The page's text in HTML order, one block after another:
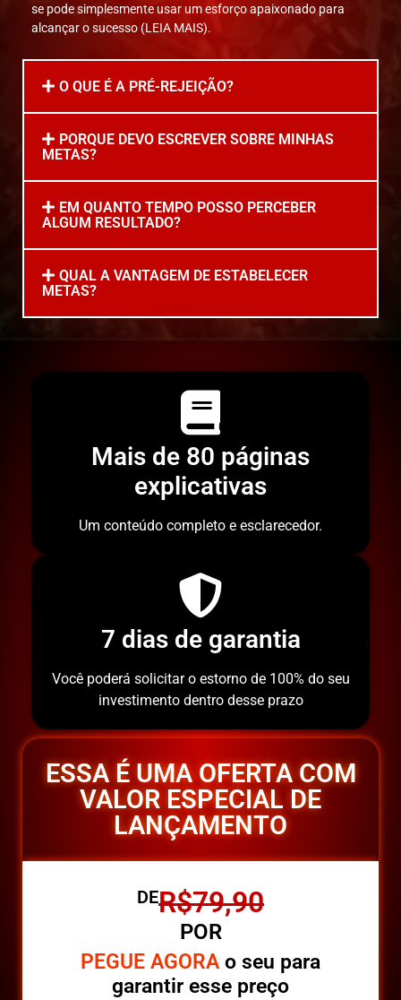
se pode simplesmente usar um esforço apaixonado para
alcançar o sucesso (LEIA MAIS).
O QUE É A PRÉ-REJEIÇÃO?
PORQUE DEVO ESCREVER SOBRE MINHAS
METAS?
EM QUANTO TEMPO POSSO PERCEBER
ALGUM RESULTADO?
QUAL A VANTAGEM DE ESTABELECER
METAS?
Mais de 80 páginas
explicativas
Um conteúdo completo e esclarecedor.
7 dias de garantia
Você poderá solicitar o estorno de 100% do seu
investimento dentro desse prazo
ESSA É UMA OFERTA COM
VALOR ESPECIAL DE
LANÇAMENTO
DER$79,90
POR
PEGUE AGORA o seu para
garantir esse preço